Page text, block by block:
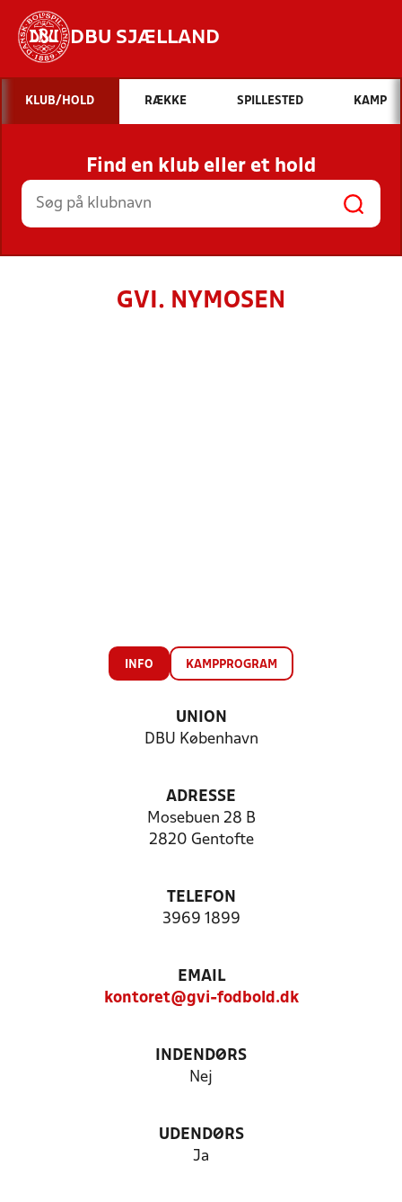
DBU SJÆLLAND
Hvad vil du søge efter?
INDHOLD OG NYHEDER
STILLINGER, RESULTATER, KLUBBER OG
HOLD
KLUB/HOLD RÆKKE SPILLESTED KAMP
Find en klub eller et hold
GVI. NYMOSEN
INFO KAMPPROGRAM
UNION
DBU København
ADRESSE
Mosebuen 28 B
2820 Gentofte
TELEFON
3969 1899
EMAIL
kontoret@gvi-fodbold.dk
INDENDØRS
Nej
UDENDØRS
Ja